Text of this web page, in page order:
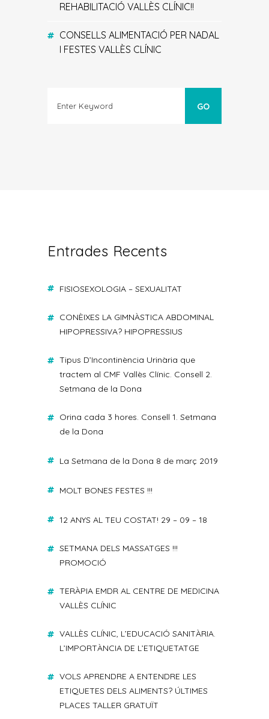
REHABILITACIÓ VALLÈS CLÍNIC!!
CONSELLS ALIMENTACIÓ PER NADAL
I FESTES VALLÈS CLÍNIC
Entrades Recents
FISIOSEXOLOGIA – SEXUALITAT
CONÈIXES LA GIMNÀSTICA ABDOMINAL
HIPOPRESSIVA? HIPOPRESSIUS
Tipus D’Incontinència Urinària que
tractem al CMF Vallès Clínic. Consell 2.
Setmana de la Dona
Orina cada 3 hores. Consell 1. Setmana
de la Dona
La Setmana de la Dona 8 de març 2019
MOLT BONES FESTES !!!
12 ANYS AL TEU COSTAT! 29 – 09 – 18
SETMANA DELS MASSATGES !!!
PROMOCIÓ
TERÀPIA EMDR AL CENTRE DE MEDICINA
VALLÈS CLÍNIC
VALLÈS CLÍNIC, L’EDUCACIÓ SANITÀRIA.
L’IMPORTÀNCIA DE L’ETIQUETATGE
VOLS APRENDRE A ENTENDRE LES
ETIQUETES DELS ALIMENTS? ÚLTIMES
PLACES TALLER GRATUÏT